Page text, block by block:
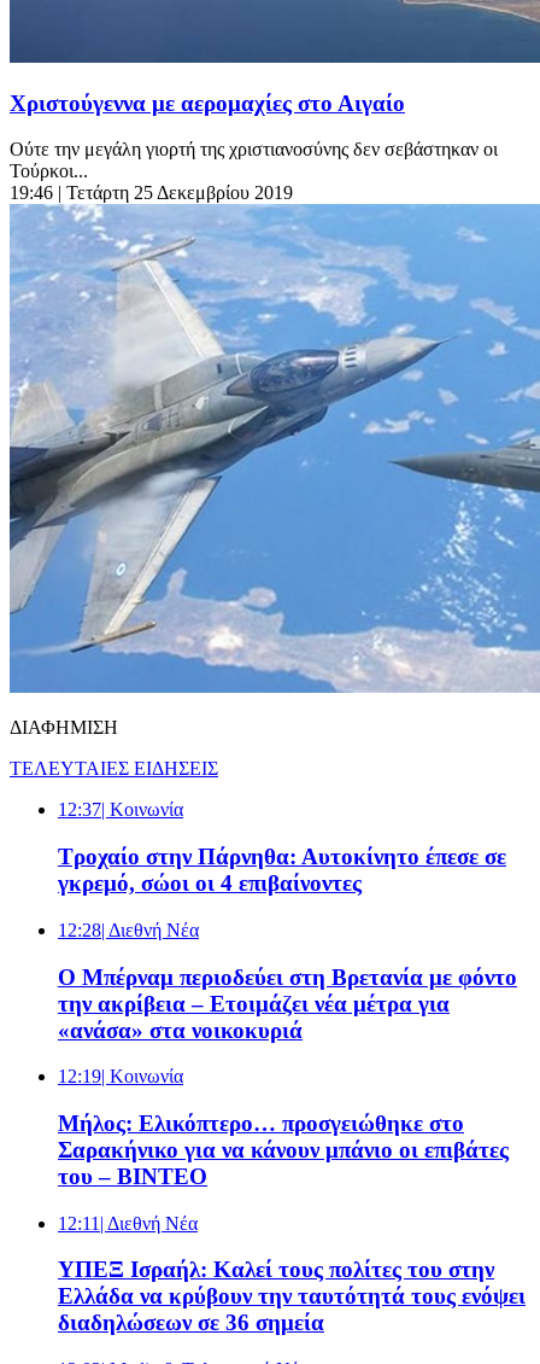
Χριστούγεννα με αερομαχίες στο Αιγαίο
Ούτε την μεγάλη γιορτή της χριστιανοσύνης δεν σεβάστηκαν οι
Τούρκοι...
19:46 | Τετάρτη 25 Δεκεμβρίου 2019
ΔΙΑΦΗΜΙΣΗ
ΤΕΛΕΥΤΑΙΕΣ ΕΙΔΗΣΕΙΣ
12:37| Κοινωνία
Τροχαίο στην Πάρνηθα: Αυτοκίνητο έπεσε σε
γκρεμό, σώοι οι 4 επιβαίνοντες
12:28| Διεθνή Νέα
Ο Μπέρναμ περιοδεύει στη Βρετανία με φόντο
την ακρίβεια – Ετοιμάζει νέα μέτρα για
«ανάσα» στα νοικοκυριά
12:19| Κοινωνία
Μήλος: Ελικόπτερο… προσγειώθηκε στο
Σαρακήνικο για να κάνουν μπάνιο οι επιβάτες
του – ΒΙΝΤΕΟ
12:11 | Διεθνή Νέα
ΥΠΕΞ Ισραήλ: Καλεί τους πολίτες του στην
Ελλάδα να κρύβουν την ταυτότητά τους ενόψει
διαδηλώσεων σε 36 σημεία